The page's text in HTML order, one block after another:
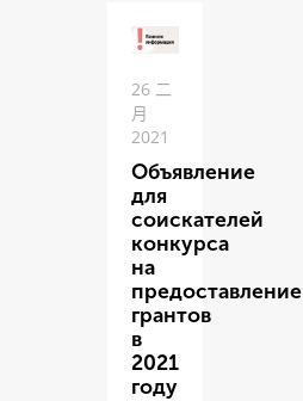
26 二
月
2021
Объявление
для
соискателей
конкурса
на
предоставление
грантов
в
2021
году